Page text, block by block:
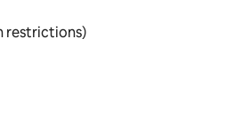
restrictions)